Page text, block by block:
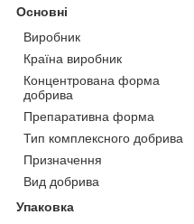
Основні
Виробник
Країна виробник
Концентрована форма
добрива
Препаративна форма
Тип комплексного добрива
Призначення
Вид добрива
Упаковка